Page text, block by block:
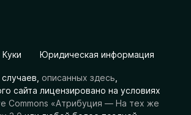
Куки Юридическая информация
описанных здесь
сайта лицензировано на условиях
Commons «Атрибуция — На тех же